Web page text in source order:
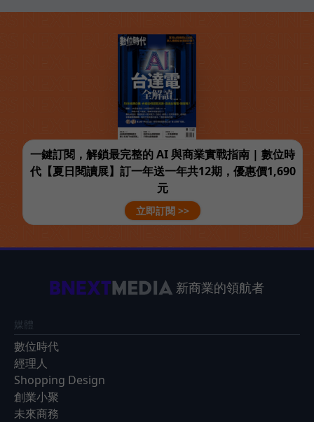
一鍵訂閱，解鎖最完整的 AI 與商業實戰指南 | 數位時
代【夏日閱讀展】訂一年送一年共12期，優惠價1,690
元
立即訂閱 >>
新商業的領航者
媒體
數位時代
經理人
Shopping Design
創業小聚
未來商務